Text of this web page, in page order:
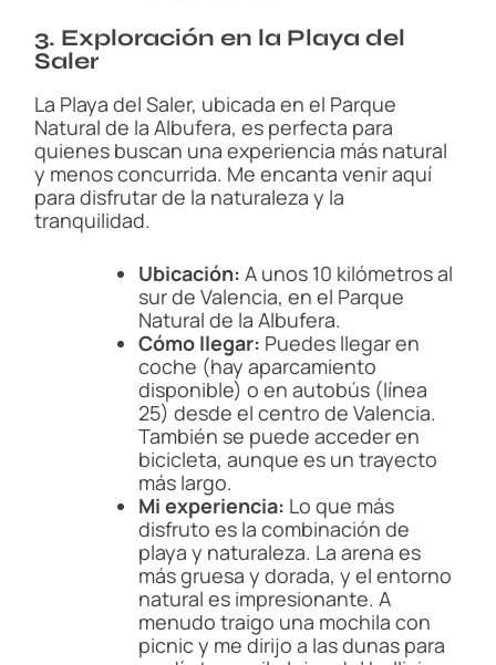
3. Exploración en la Playa del
Saler
La Playa del Saler, ubicada en el Parque
Natural de la Albufera, es perfecta para
quienes buscan una experiencia más natural
y menos concurrida. Me encanta venir aquí
para disfrutar de la naturaleza y la
tranquilidad.
Ubicación: A unos 10 kilómetros al
sur de Valencia, en el Parque
Natural de la Albufera.
Cómo llegar: Puedes llegar en
coche (hay aparcamiento
disponible) o en autobús (línea
25) desde el centro de Valencia.
También se puede acceder en
bicicleta, aunque es un trayecto
más largo.
Mi experiencia: Lo que más
disfruto es la combinación de
playa y naturaleza. La arena es
más gruesa y dorada, y el entorno
natural es impresionante. A
menudo traigo una mochila con
picnic y me dirijo a las dunas para